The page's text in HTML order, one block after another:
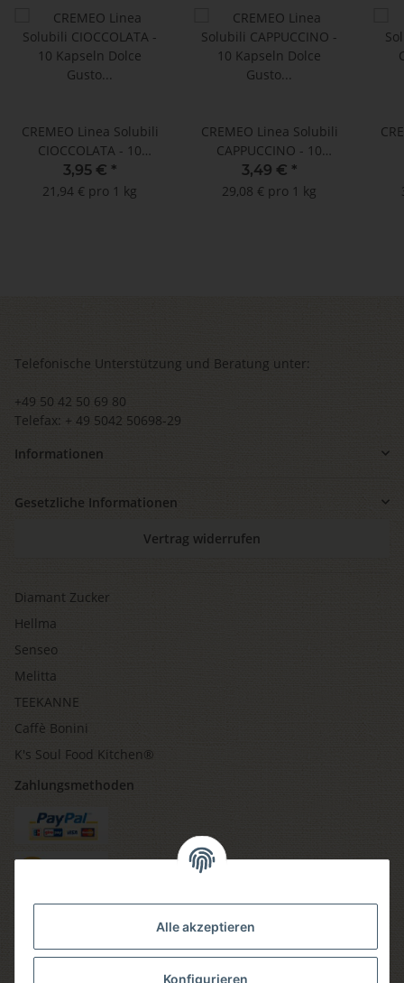
Alle akzeptieren
Konfigurieren
CREMEO Linea Solubili
CIOCCOLATA - 10
Kapseln Dolce Gusto ®*
kompatibel
3,95 € *
21,94 € pro 1 kg
CREMEO Linea Solubili
CAPPUCCINO - 10
Kapseln Dolce Gusto ®*
kompatibel
3,49 € *
29,08 € pro 1 kg
Telefonische Unterstützung und Beratung unter:
+49 50 42 50 69 80
Telefax: + 49 5042 50698-29
Informationen
Gesetzliche Informationen
Vertrag widerrufen
Diamant Zucker
Hellma
Senseo
Melitta
TEEKANNE
Caffè Bonini
K's Soul Food Kitchen®
Zahlungsmethoden
Versandmethoden